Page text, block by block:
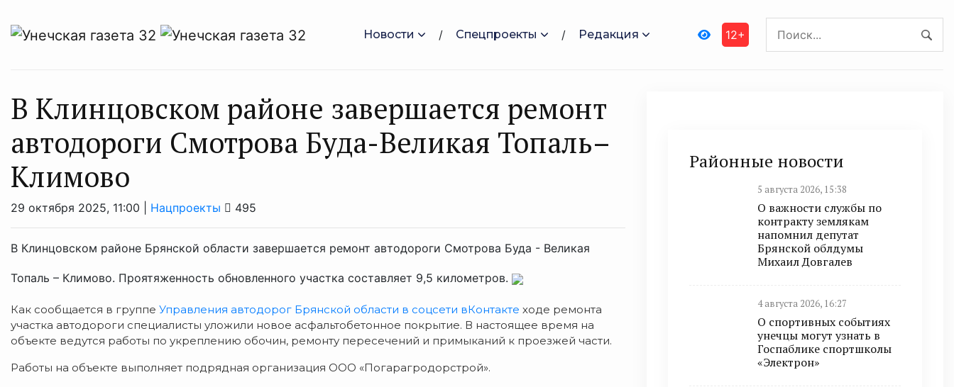
Новости Спецпроекты Редакция 12+
В Клинцовском районе завершается ремонт
автодороги Смотрова Буда-Великая Топаль–
Климово
29 октября 2025, 11:00 | Нацпроекты 495
В Клинцовском районе Брянской области завершается ремонт автодороги Смотрова Буда - Великая
Топаль – Климово. Проятяженность обновленного участка составляет 9,5 километров.
Как сообщается в группе Управления автодорог Брянской области в соцсети вКонтакте ходе ремонта
участка автодороги специалисты уложили новое асфальтобетонное покрытие. В настоящее время на
объекте ведутся работы по укреплению обочин, ремонту пересечений и примыканий к проезжей части.
Работы на объекте выполняет подрядная организация ООО «Погарагродорстрой».
Районные новости
5 августа 2026, 15:38
О важности службы по
контракту землякам
напомнил депутат
Брянской облдумы
Михаил Довгалев
4 августа 2026, 16:27
О спортивных событиях
унечцы могут узнать в
Госпаблике спортшколы
«Электрон»